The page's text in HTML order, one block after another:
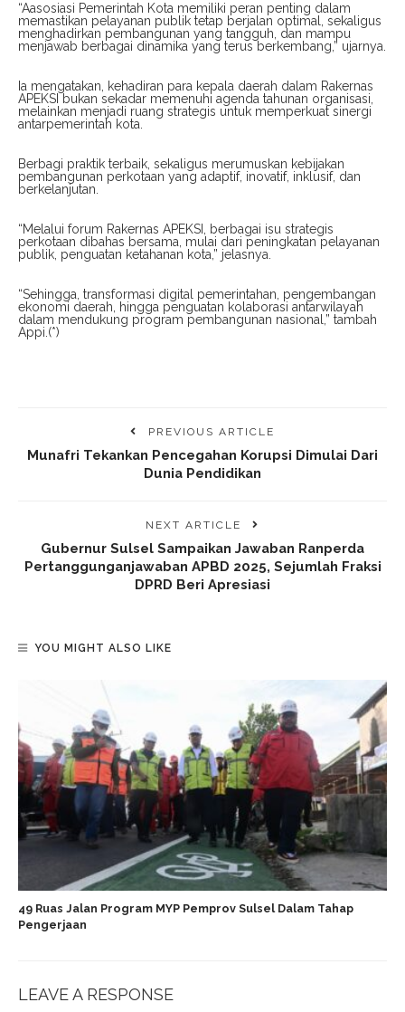
“Aasosiasi Pemerintah Kota memiliki peran penting dalam
memastikan pelayanan publik tetap berjalan optimal, sekaligus
menghadirkan pembangunan yang tangguh, dan mampu
menjawab berbagai dinamika yang terus berkembang,” ujarnya.
Ia mengatakan, kehadiran para kepala daerah dalam Rakernas
APEKSI bukan sekadar memenuhi agenda tahunan organisasi,
melainkan menjadi ruang strategis untuk memperkuat sinergi
antarpemerintah kota.
Berbagi praktik terbaik, sekaligus merumuskan kebijakan
pembangunan perkotaan yang adaptif, inovatif, inklusif, dan
berkelanjutan.
“Melalui forum Rakernas APEKSI, berbagai isu strategis
perkotaan dibahas bersama, mulai dari peningkatan pelayanan
publik, penguatan ketahanan kota,” jelasnya.
“Sehingga, transformasi digital pemerintahan, pengembangan
ekonomi daerah, hingga penguatan kolaborasi antarwilayah
dalam mendukung program pembangunan nasional,” tambah
Appi.(*)
PREVIOUS ARTICLE
Munafri Tekankan Pencegahan Korupsi Dimulai Dari
Dunia Pendidikan
NEXT ARTICLE
Gubernur Sulsel Sampaikan Jawaban Ranperda
Pertanggunganjawaban APBD 2025, Sejumlah Fraksi
DPRD Beri Apresiasi
YOU MIGHT ALSO LIKE
49 Ruas Jalan Program MYP Pemprov Sulsel Dalam Tahap
Pengerjaan
LEAVE A RESPONSE